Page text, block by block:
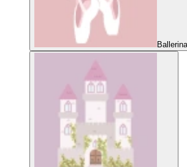
Ballerina